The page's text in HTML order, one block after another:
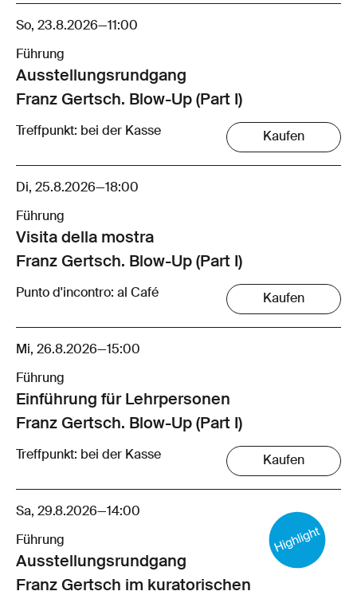
So, 23.8.2026—11:00
Führung
Ausstellungsrund­gang
Franz Gertsch. Blow-Up (Part I)
Treffpunkt: bei der Kasse Kaufen
Di, 25.8.2026—18:00
Führung
Visita della mostra
Franz Gertsch. Blow-Up (Part I)
Punto d'incontro: al Café Kaufen
Mi, 26.8.2026—15:00
Führung
Einführung für Lehrpersonen
Franz Gertsch. Blow-Up (Part I)
Treffpunkt: bei der Kasse Kaufen
Sa, 29.8.2026—14:00
Führung
Ausstellungsrund­gang
Franz Gertsch im kuratorischen